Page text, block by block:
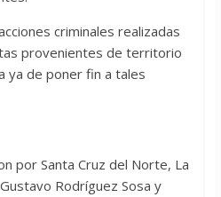
criminales realizadas
provenientes de territorio
ya de poner fin a tales
por Santa Cruz del Norte, La
Rodríguez Sosa y